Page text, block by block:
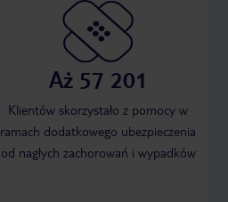
Aż 57 201
Klientów skorzystało z pomocy w
ramach dodatkowego ubezpieczenia
od nagłych zachorowań i wypadków